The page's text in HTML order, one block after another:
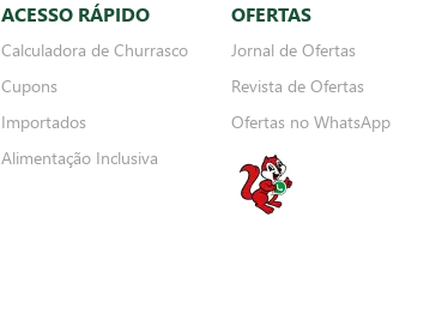
ACESSO RÁPIDO
Calculadora de Churrasco
Cupons
Importados
Alimentação Inclusiva
OFERTAS
Jornal de Ofertas
Revista de Ofertas
Ofertas no WhatsApp